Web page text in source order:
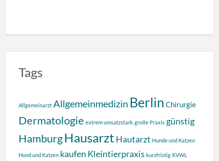
Tags
Allgemeinarzt Allgemeinmedizin Berlin Chirurgie
Dermatologie extrem umsatzstark große Praxis günstig
HamburgHausarzt Hautarzt Hunde und Katzen
Hund und Katzen kaufen Kleintierpraxis kurzfristig KVWL